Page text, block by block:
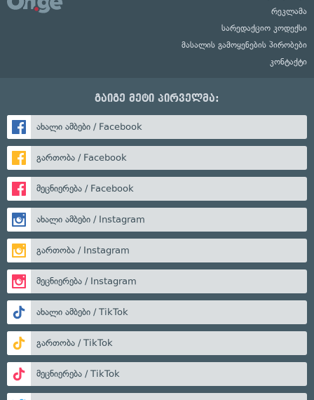
რეკლამა
სარედაქციო კოდექსი
მასალის გამოყენების პირობები
კონტაქტი
გაიგე მეტი პირველმა:
ახალი ამბები / Facebook
გართობა / Facebook
მეცნიერება / Facebook
ახალი ამბები / Instagram
გართობა / Instagram
მეცნიერება / Instagram
ახალი ამბები / TikTok
გართობა / TikTok
მეცნიერება / TikTok